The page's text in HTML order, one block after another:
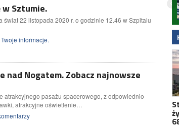
w Sztumie.
świat 22 listopada 2020 r. o godzinie 12.46 w Szpitalu
informacje.
nad Nogatem. Zobacz najnowsze
atrakcyjnego pasażu spacerowego, z odpowiednio
atrakcyjne oświetlenie…
zatrzymały dwie osoby